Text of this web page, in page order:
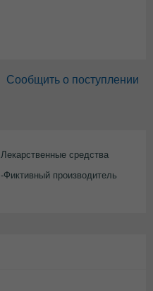
Сообщить о поступлении
Лекарственные средства
-Фиктивный производитель